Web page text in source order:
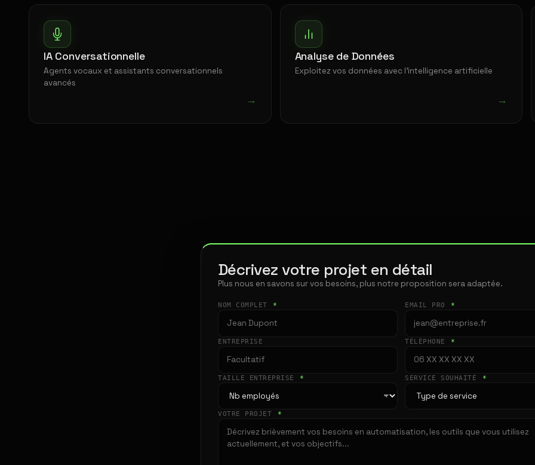
IA Conversationnelle
Agents vocaux et assistants conversationnels
avancés
→
Analyse de Données
Exploitez vos données avec l'intelligence artificielle
→
Décrivez votre projet en détail
Plus nous en savons sur vos besoins, plus notre proposition sera adaptée.
NOM COMPLET * EMAIL PRO *
ENTREPRISE TÉLÉPHONE *
TAILLE ENTREPRISE * SERVICE SOUHAITÉ *
VOTRE PROJET *